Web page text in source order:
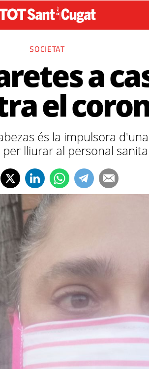
SOCIETAT
a
el
és la impulsora
lliurar al personal